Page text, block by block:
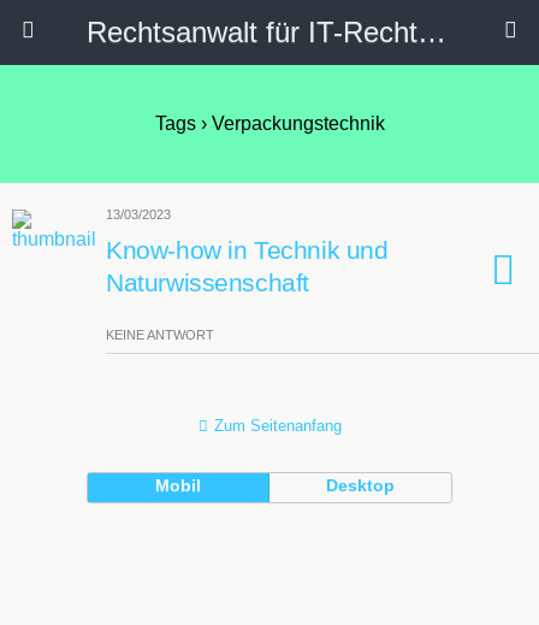
Rechtsanwalt für IT-Recht, Internetrecht, Datenschutz & Social Media
Tags › Verpackungstechnik
13/03/2023
Know-how in Technik und
Naturwissenschaft
KEINE ANTWORT
Zum Seitenanfang
Mobil Desktop